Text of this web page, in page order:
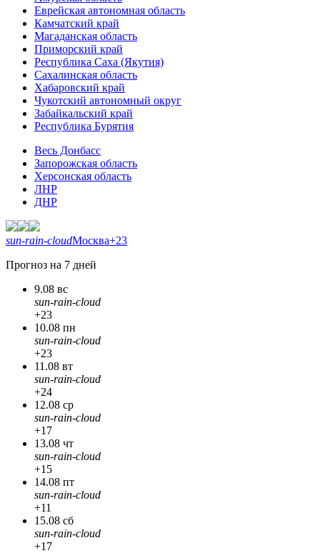
Еврейская автономная область
Камчатский край
Магаданская область
Приморский край
Республика Саха (Якутия)
Сахалинская область
Хабаровский край
Чукотский автономный округ
Забайкальский край
Республика Бурятия
Весь Донбасс
Запорожская область
Херсонская область
ЛНР
ДНР
sun-rain-cloudМосква+23
Прогноз на 7 дней
9.08 вс
sun-rain-cloud
+23
10.08 пн
sun-rain-cloud
+23
11.08 вт
sun-rain-cloud
+24
12.08 ср
sun-rain-cloud
+17
13.08 чт
sun-rain-cloud
+15
14.08 пт
sun-rain-cloud
+11
15.08 сб
sun-rain-cloud
+17